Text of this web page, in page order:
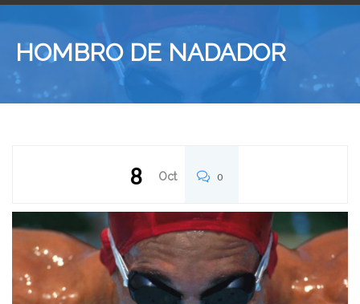
HOMBRO DE NADADOR
8 Oct 0